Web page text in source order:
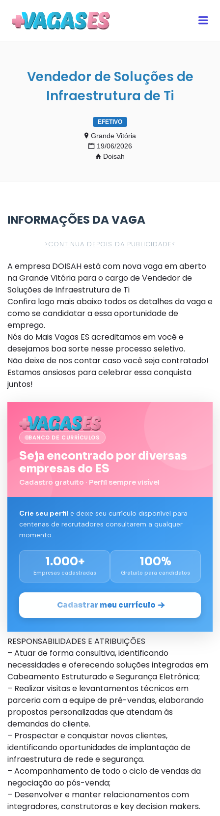
Vendedor de Soluções de
Infraestrutura de Ti
EFETIVO
Grande Vitória
19/06/2026
Doisah
INFORMAÇÕES DA VAGA
>CONTINUA DEPOIS DA PUBLICIDADE<
A empresa DOISAH está com nova vaga em aberto
na Grande Vitória para o cargo de Vendedor de
Soluções de Infraestrutura de Ti
Confira logo mais abaixo todos os detalhes da vaga e
como se candidatar a essa oportunidade de
emprego.
Nós do Mais Vagas ES acreditamos em você e
desejamos boa sorte nesse processo seletivo.
Não deixe de nos contar caso você seja contratado!
Estamos ansiosos para celebrar essa conquista
juntos!
BANCO DE CURRÍCULOS
Seja encontrado por diversas
empresas do ES
Cadastro gratuito · Perfil sempre visível
Crie seu perfil e deixe seu currículo disponível para
centenas de recrutadores consultarem a qualquer
momento.
1.000+
Empresas cadastradas
100%
Gratuito para candidatos
Cadastrar meu currículo
RESPONSABILIDADES E ATRIBUIÇÕES
– Atuar de forma consultiva, identificando
necessidades e oferecendo soluções integradas em
Cabeamento Estruturado e Segurança Eletrônica;
– Realizar visitas e levantamentos técnicos em
parceria com a equipe de pré-vendas, elaborando
propostas personalizadas que atendam às
demandas do cliente.
– Prospectar e conquistar novos clientes,
identificando oportunidades de implantação de
infraestrutura de rede e segurança.
– Acompanhamento de todo o ciclo de vendas da
negociação ao pós-venda;
– Desenvolver e manter relacionamentos com
integradores, construtoras e key decision makers.